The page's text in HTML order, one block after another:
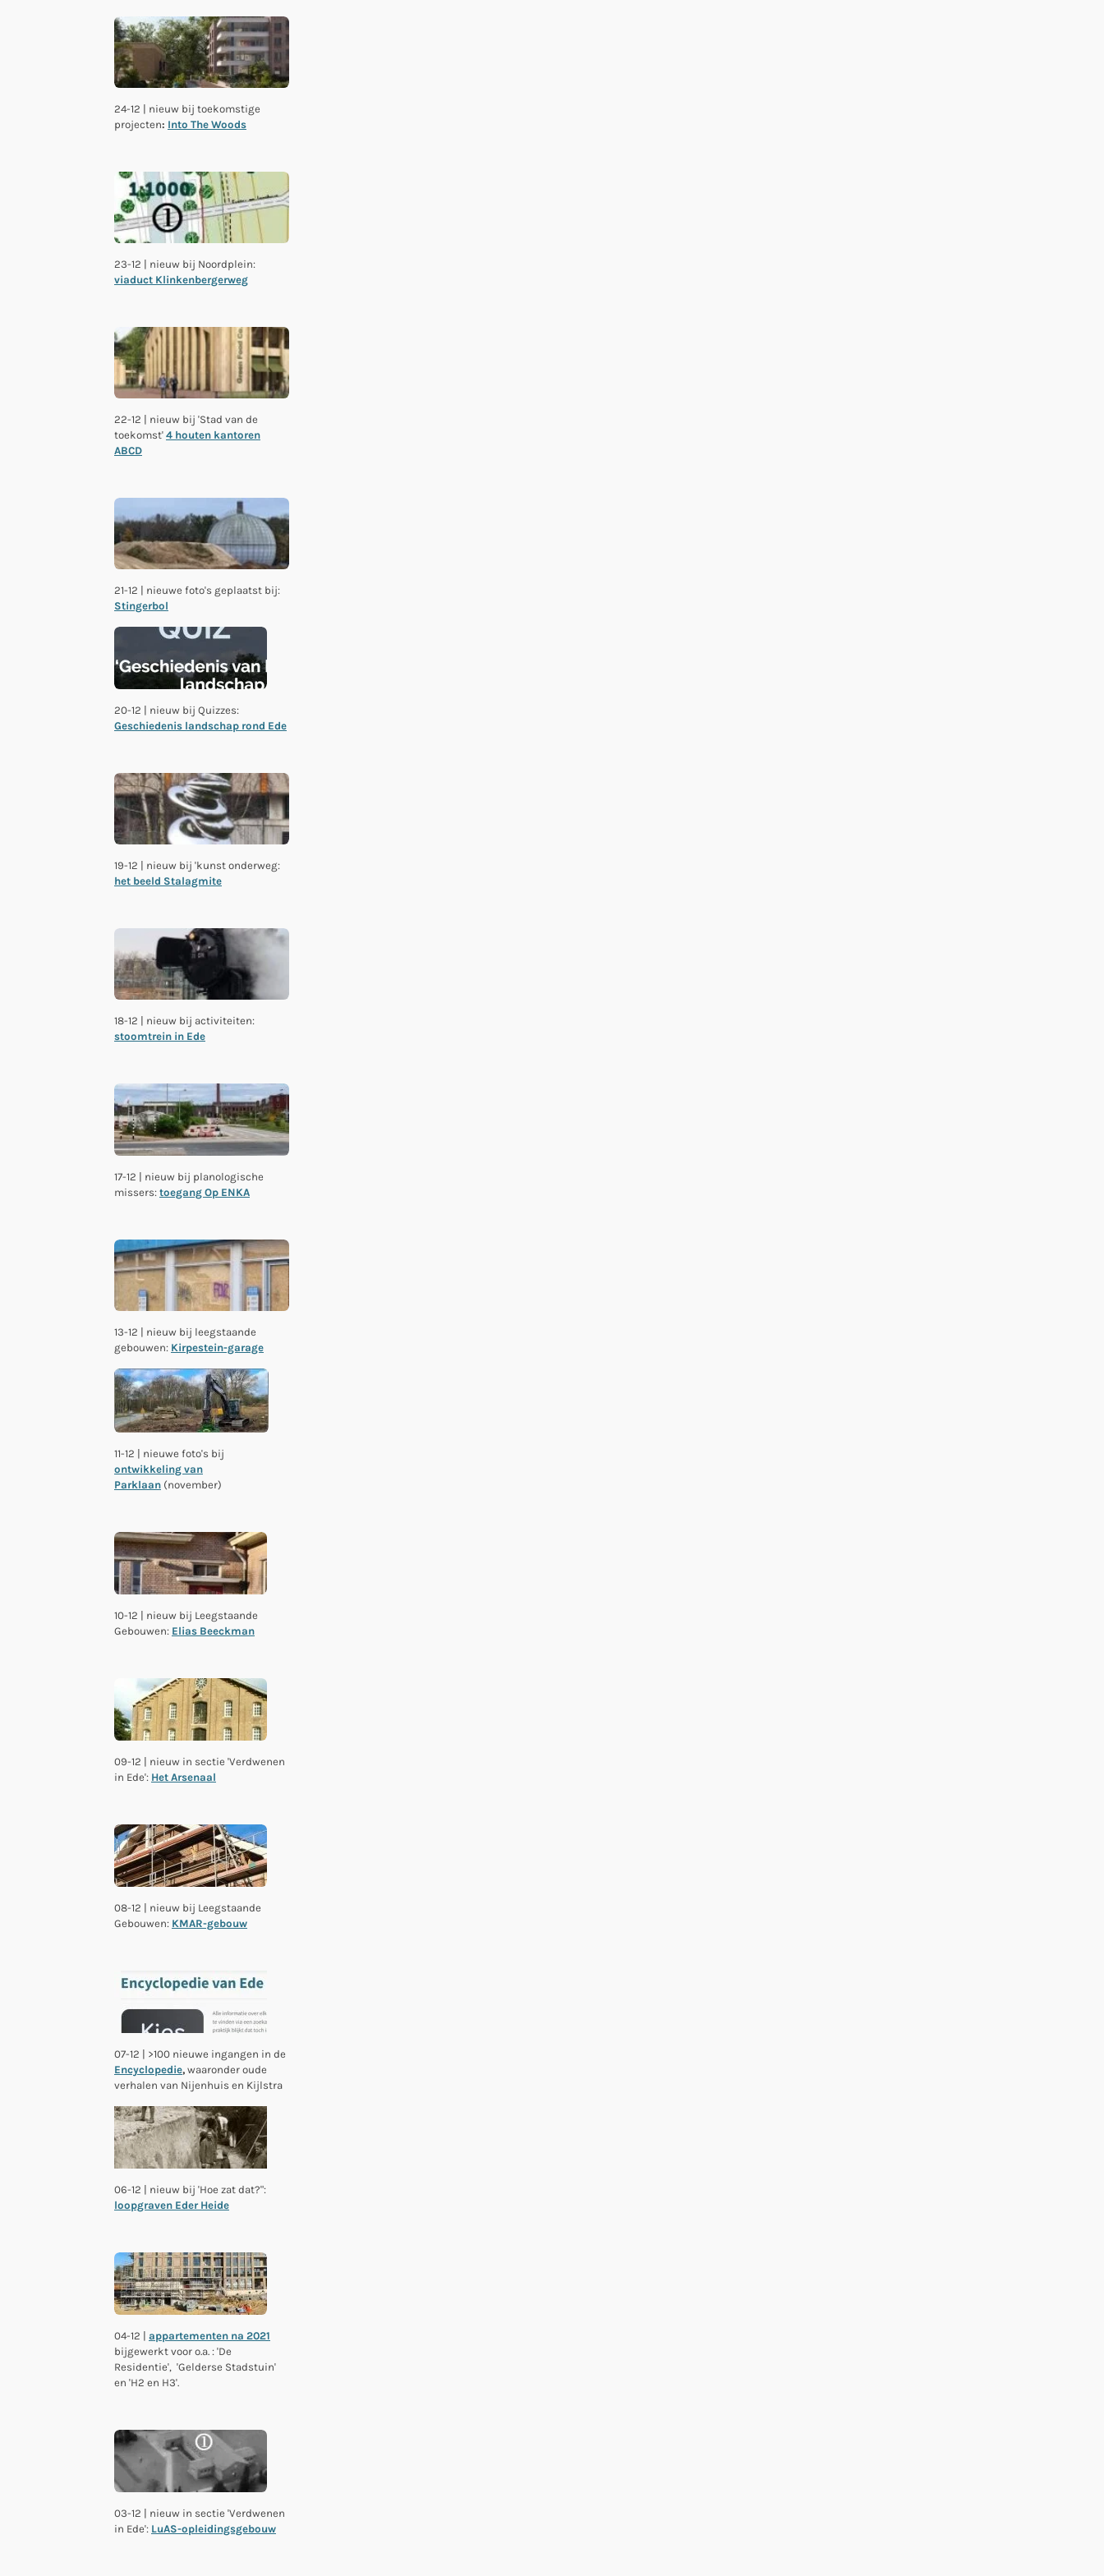
24-12 | nieuw bij toekomstige
projecten: Into The Woods
23-12 | nieuw bij Noordplein:
viaduct Klinkenbergerweg
22-12 | nieuw bij 'Stad van de
toekomst' 4 houten kantoren
ABCD
21-12 | nieuwe foto's geplaatst bij:
Stingerbol
20-12 | nieuw bij Quizzes:
Geschiedenis landschap rond Ede
19-12 | nieuw bij 'kunst onderweg:
het beeld Stalagmite
18-12 | nieuw bij activiteiten:
stoomtrein in Ede
17-12 | nieuw bij planologische
missers: toegang Op ENKA
13-12 | nieuw bij leegstaande
gebouwen: Kirpestein-garage
11-12 | nieuwe foto's bij
ontwikkeling van
Parklaan (november)
10-12 | nieuw bij Leegstaande
Gebouwen: Elias Beeckman
09-12 | nieuw in sectie 'Verdwenen
in Ede': Het Arsenaal
08-12 | nieuw bij Leegstaande
Gebouwen: KMAR-gebouw
07-12 | >100 nieuwe ingangen in de
Encyclopedie, waaronder oude
verhalen van Nijenhuis en Kijlstra
06-12 | nieuw bij 'Hoe zat dat?":
loopgraven Eder Heide
04-12 | appartementen na 2021
bijgewerkt voor o.a. : 'De
Residentie', 'Gelderse Stadstuin'
en 'H2 en H3'.
03-12 | nieuw in sectie 'Verdwenen
in Ede': LuAS-opleidingsgebouw